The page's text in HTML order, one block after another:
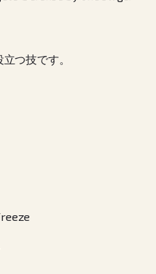
つ技です。